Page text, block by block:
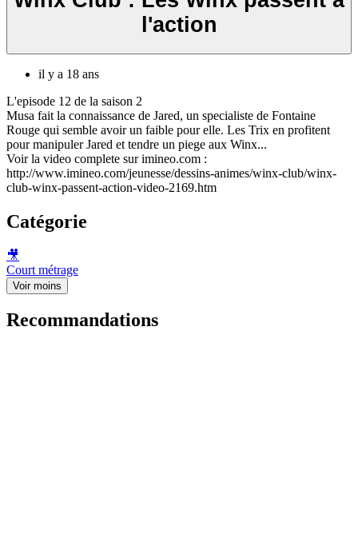
l'action
il y a 18 ans
L'episode 12 de la saison 2
Musa fait la connaissance de Jared, un specialiste de Fontaine
Rouge qui semble avoir un faible pour elle. Les Trix en profitent
pour manipuler Jared et tendre un piege aux Winx...
Voir la video complete sur imineo.com :
http://www.imineo.com/jeunesse/dessins-animes/winx-club/winx-
club-winx-passent-action-video-2169.htm
Catégorie
🎥
Court métrage
Voir moins
Recommandations